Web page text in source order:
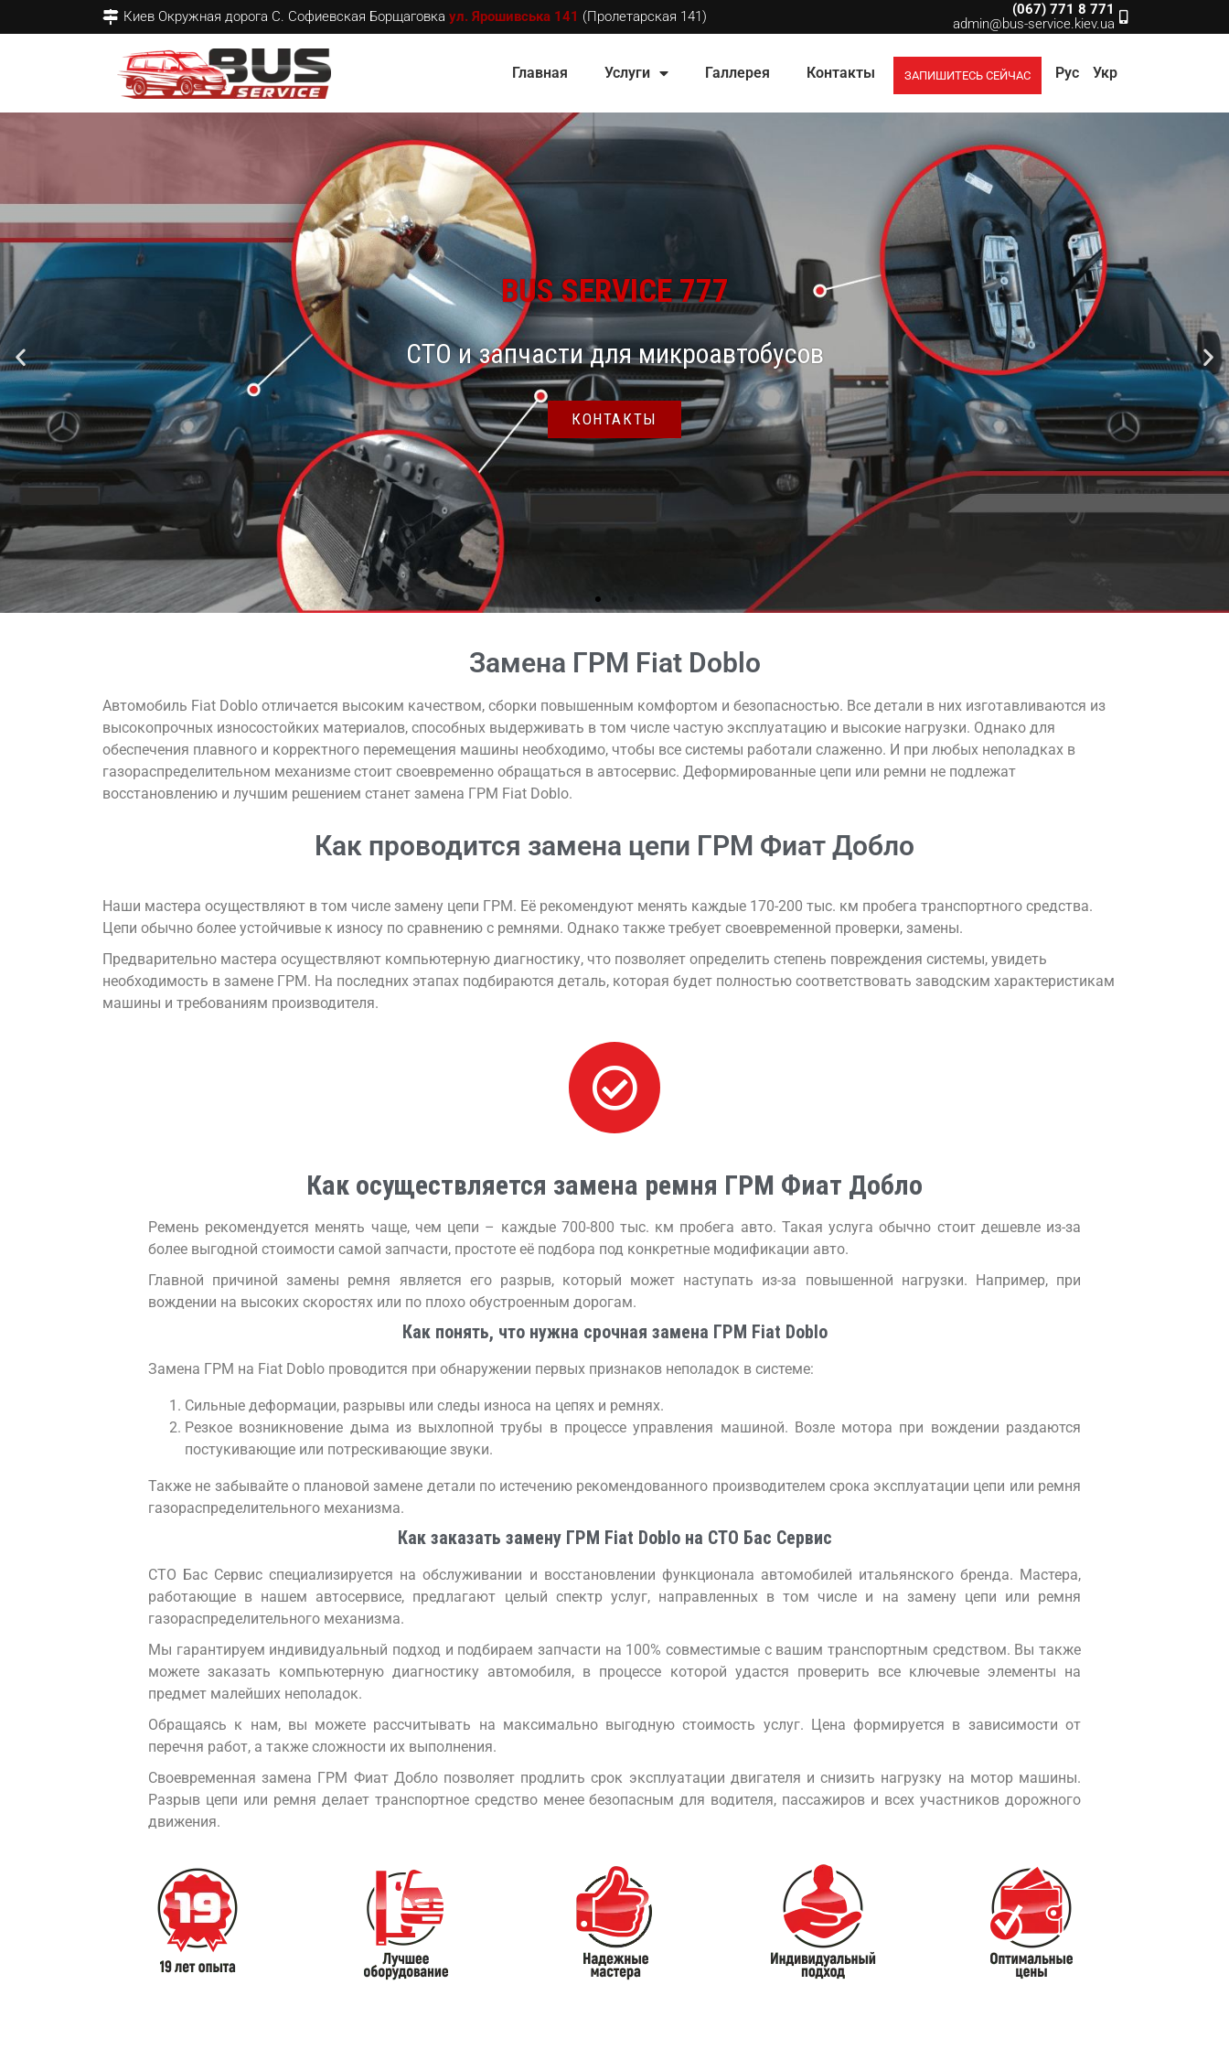
Киев Окружная дорога С. Софиевская Борщаговка ул. Ярошивська 141 (Пролетарская 141)
(067) 771 8 771
admin@bus-service.kiev.ua
Главная Услуги Галлерея Контакты ЗАПИШИТЕСЬ СЕЙЧАС Рус Укр
BUS SERVICE 777
СТО и запчасти для микроавтобусов
КОНТАКТЫ
Замена ГРМ Fiat Doblo
Автомобиль Fiat Doblo отличается высоким качеством, сборки повышенным комфортом и безопасностью. Все детали в них изготавливаются из
высокопрочных износостойких материалов, способных выдерживать в том числе частую эксплуатацию и высокие нагрузки. Однако для
обеспечения плавного и корректного перемещения машины необходимо, чтобы все системы работали слаженно. И при любых неполадках в
газораспределительном механизме стоит своевременно обращаться в автосервис. Деформированные цепи или ремни не подлежат
восстановлению и лучшим решением станет замена ГРМ Fiat Doblo.
Как проводится замена цепи ГРМ Фиат Добло
Наши мастера осуществляют в том числе замену цепи ГРМ. Её рекомендуют менять каждые 170-200 тыс. км пробега транспортного средства.
Цепи обычно более устойчивые к износу по сравнению с ремнями. Однако также требует своевременной проверки, замены.
Предварительно мастера осуществляют компьютерную диагностику, что позволяет определить степень повреждения системы, увидеть
необходимость в замене ГРМ. На последних этапах подбираются деталь, которая будет полностью соответствовать заводским характеристикам
машины и требованиям производителя.
Как осуществляется замена ремня ГРМ Фиат Добло
Ремень рекомендуется менять чаще, чем цепи – каждые 700-800 тыс. км пробега авто. Такая услуга обычно стоит дешевле из-за
более выгодной стоимости самой запчасти, простоте её подбора под конкретные модификации авто.
Главной причиной замены ремня является его разрыв, который может наступать из-за повышенной нагрузки. Например, при
вождении на высоких скоростях или по плохо обустроенным дорогам.
Как понять, что нужна срочная замена ГРМ Fiat Doblo
Замена ГРМ на Fiat Doblo проводится при обнаружении первых признаков неполадок в системе:
Сильные деформации, разрывы или следы износа на цепях и ремнях.
Резкое возникновение дыма из выхлопной трубы в процессе управления машиной. Возле мотора при вождении раздаются
постукивающие или потрескивающие звуки.
Также не забывайте о плановой замене детали по истечению рекомендованного производителем срока эксплуатации цепи или ремня
газораспределительного механизма.
Как заказать замену ГРМ Fiat Doblo на СТО Бас Сервис
СТО Бас Сервис специализируется на обслуживании и восстановлении функционала автомобилей итальянского бренда. Мастера,
работающие в нашем автосервисе, предлагают целый спектр услуг, направленных в том числе и на замену цепи или ремня
газораспределительного механизма.
Мы гарантируем индивидуальный подход и подбираем запчасти на 100% совместимые с вашим транспортным средством. Вы также
можете заказать компьютерную диагностику автомобиля, в процессе которой удастся проверить все ключевые элементы на
предмет малейших неполадок.
Обращаясь к нам, вы можете рассчитывать на максимально выгодную стоимость услуг. Цена формируется в зависимости от
перечня работ, а также сложности их выполнения.
Своевременная замена ГРМ Фиат Добло позволяет продлить срок эксплуатации двигателя и снизить нагрузку на мотор машины.
Разрыв цепи или ремня делает транспортное средство менее безопасным для водителя, пассажиров и всех участников дорожного
движения.